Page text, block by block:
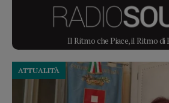
Il Ritmo che Piace, il Ritmo di
ATTUALITÀ